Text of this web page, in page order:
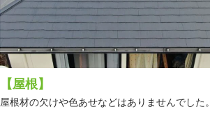
【屋根】
屋根材の欠けや色あせなどはありませんでした。